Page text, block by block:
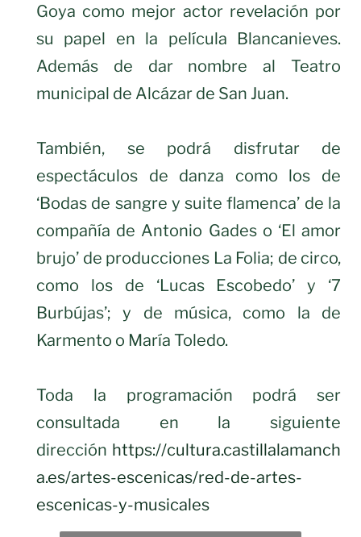
Goya como mejor actor revelación por
su papel en la película Blancanieves.
Además de dar nombre al Teatro
municipal de Alcázar de San Juan.
También, se podrá disfrutar de
espectáculos de danza como los de
‘Bodas de sangre y suite flamenca’ de la
compañía de Antonio Gades o ‘El amor
brujo’ de producciones La Folia; de circo,
como los de ‘Lucas Escobedo’ y ‘7
Burbújas’; y de música, como la de
Karmento o María Toledo.
Toda la programación podrá ser
consultada en la siguiente
dirección https://cultura.castillalamanch
a.es/artes-escenicas/red-de-artes-
escenicas-y-musicales